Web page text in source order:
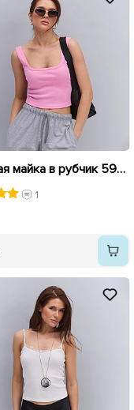
Женская майка в рубчик 595747 Розовая
1